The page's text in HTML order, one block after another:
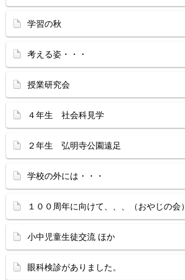
学習の秋
考える姿・・・
授業研究会
４年生 社会科見学
２年生 弘明寺公園遠足
学校の外には・・・
１００周年に向けて、、、（おやじの会）
小中児童生徒交流 ほか
眼科検診がありました。